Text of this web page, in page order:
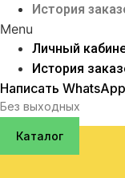
История
Menu
Личный
История
Написать WhatsApp
Без выходных
Каталог